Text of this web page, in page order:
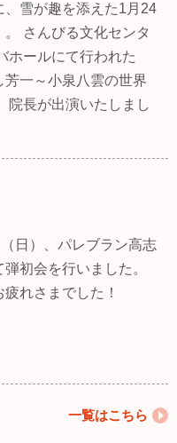
、雪が趣を添えた1月24
。 さんびる文化センタ
ホールにて行われた
芳一～小泉八雲の世界
院長が出演いたしまし
日）、パレブラン高志
初会を行いました。
疲れさまでした！
一覧はこちら